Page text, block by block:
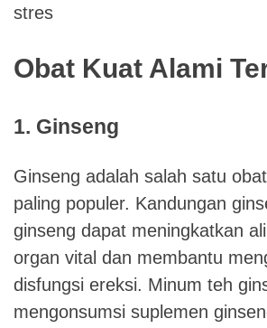
stres
Obat Kuat Alami
1. Ginseng
Ginseng adalah salah satu
paling populer. Kandungan
ginseng dapat meningkatkan
organ vital dan membantu
disfungsi ereksi. Minum teh
mengonsumsi suplemen